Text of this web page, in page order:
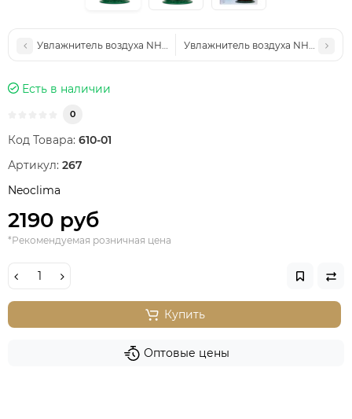
Увлажнитель воздуха NHL-370EУвлажнитель воздуха NHL-320SH
Есть в наличии
0
Код Товара: 610-01
Артикул: 267
Neoclima
2190 руб
*Рекомендуемая розничная цена
Купить
Оптовые цены